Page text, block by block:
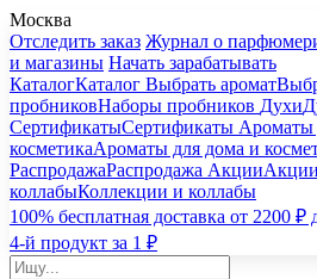
Москва
Отследить заказ Журнал о
и магазины Начать зарабатывать
КаталогКаталог Выбрать аромат
пробниковНаборы пробников Духи
СертификатыСертификаты Ароматы
косметикаАроматы для дома и
РаспродажаРаспродажа АкцииАкции
коллабыКоллекции и коллабы
100% бесплатная доставка от 2200
4-й продукт за 1 ₽